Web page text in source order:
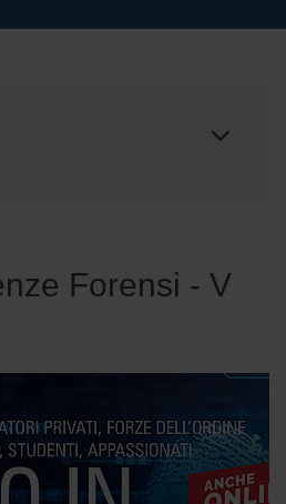
Forensi - V